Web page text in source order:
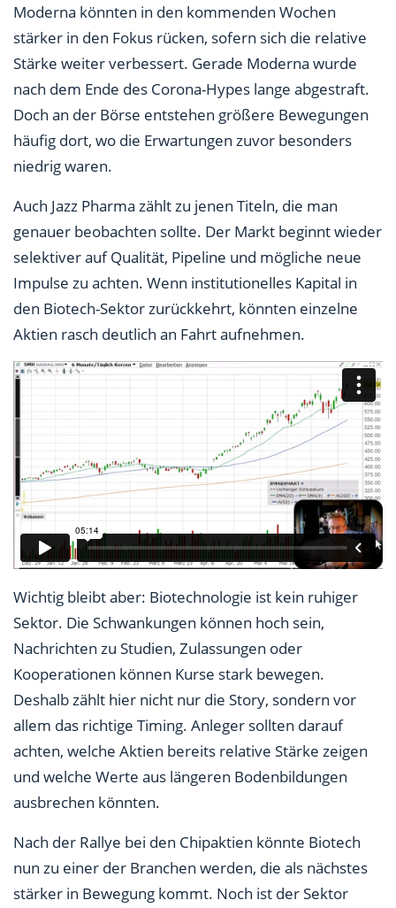
Moderna könnten in den kommenden Wochen
stärker in den Fokus rücken, sofern sich die relative
Stärke weiter verbessert. Gerade Moderna wurde
nach dem Ende des Corona-Hypes lange abgestraft.
Doch an der Börse entstehen größere Bewegungen
häufig dort, wo die Erwartungen zuvor besonders
niedrig waren.
Auch Jazz Pharma zählt zu jenen Titeln, die man
genauer beobachten sollte. Der Markt beginnt wieder
selektiver auf Qualität, Pipeline und mögliche neue
Impulse zu achten. Wenn institutionelles Kapital in
den Biotech-Sektor zurückkehrt, könnten einzelne
Aktien rasch deutlich an Fahrt aufnehmen.
Wichtig bleibt aber: Biotechnologie ist kein ruhiger
Sektor. Die Schwankungen können hoch sein,
Nachrichten zu Studien, Zulassungen oder
Kooperationen können Kurse stark bewegen.
Deshalb zählt hier nicht nur die Story, sondern vor
allem das richtige Timing. Anleger sollten darauf
achten, welche Aktien bereits relative Stärke zeigen
und welche Werte aus längeren Bodenbildungen
ausbrechen könnten.
Nach der Rallye bei den Chipaktien könnte Biotech
nun zu einer der Branchen werden, die als nächstes
stärker in Bewegung kommt. Noch ist der Sektor